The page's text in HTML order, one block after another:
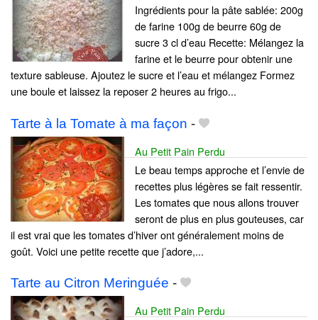
Ingrédients pour la pâte sablée: 200g
de farine 100g de beurre 60g de
sucre 3 cl d’eau Recette: Mélangez la
farine et le beurre pour obtenir une
texture sableuse. Ajoutez le sucre et l’eau et mélangez Formez
une boule et laissez la reposer 2 heures au frigo...
Tarte à la Tomate à ma façon -
Au Petit Pain Perdu
Le beau temps approche et l’envie de
recettes plus légères se fait ressentir.
Les tomates que nous allons trouver
seront de plus en plus gouteuses, car
il est vrai que les tomates d’hiver ont généralement moins de
goût. Voici une petite recette que j’adore,...
Tarte au Citron Meringuée -
Au Petit Pain Perdu